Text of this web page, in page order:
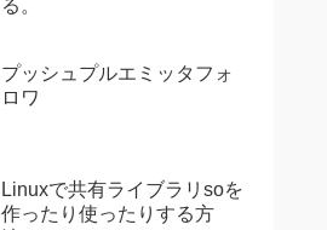
る。
プッシュプルエミッタフォ
ロワ
Linuxで共有ライブラリsoを
作ったり使ったりする方